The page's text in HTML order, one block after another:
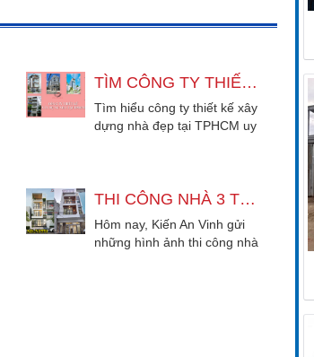
TÌM CÔNG TY THIẾT KẾ XÂY DỰNG NHÀ TẠI TPHCM UY TÍN
Tìm hiểu công ty thiết kế xây
dựng nhà đẹp tại TPHCM uy
THI CÔNG NHÀ 3 TẦNG 6X15M HIỆN ĐẠI QUẬN 12
Hôm nay, Kiến An Vinh gửi
những hình ảnh thi công nhà